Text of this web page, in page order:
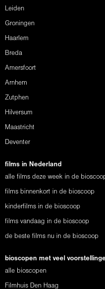
Leiden
Groningen
Haarlem
Breda
Amersfoort
Arnhem
Zutphen
Hilversum
Maastricht
Deventer
films in Nederland
alle films deze week in de
films binnenkort in de bioscoop
kinderfilms in de bioscoop
films vandaag in de bioscoop
de beste films nu in de bioscoop
bioscopen met veel
alle bioscopen
Filmhuis Den Haag